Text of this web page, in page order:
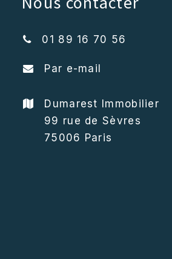
01 89 16 70 56
Par e-mail
Dumarest Immobilier
99 rue de Sèvres
75006 Paris